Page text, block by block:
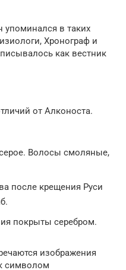
упоминался в таких
Хронограф и
как вестник
от Алконоста.
Волосы смоляные,
после крещения Руси
покрыты серебром.
изображения
символом